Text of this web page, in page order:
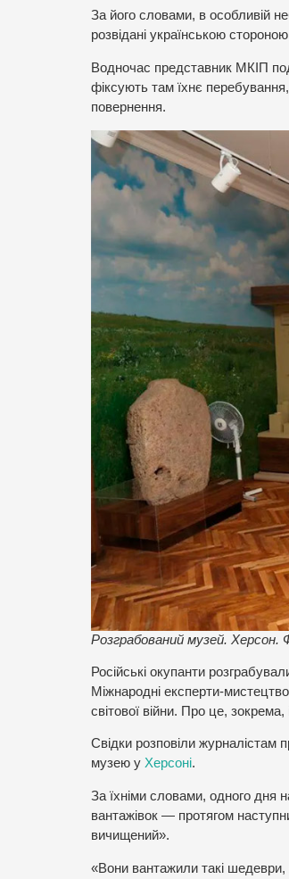
За його словами, в особливій
розвідані українською
Водночас представник МКІП
фіксують там їхнє перебування,
повернення.
Розграбований музей. Херсон.
Російські окупанти
Міжнародні експерти-
світової війни. Про це, зокрема,
Свідки розповіли журналістам
музею у Херсоні.
За їхніми словами, одного дня
вантажівок — протягом
вичищений».
«Вони вантажили такі шедеври,